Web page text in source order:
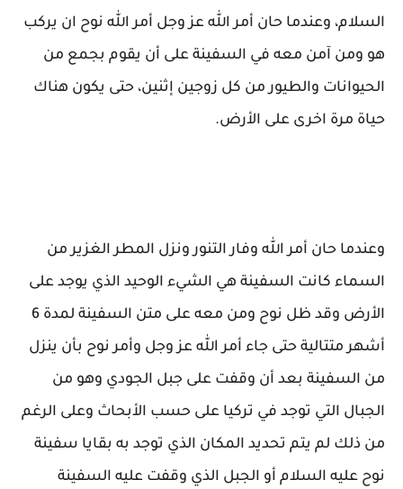
السلام، وعندما حان أمر الله عز وجل أمر الله نوح ان يركب
هو ومن آمن معه في السفينة على أن يقوم بجمع من
الحيوانات والطيور من كل زوجين إثنين، حتى يكون هناك
حياة مرة اخرى على الأرض.
وعندما حان أمر الله وفار التنور ونزل المطر الغزير من
السماء كانت السفينة هي الشيء الوحيد الذي يوجد على
الأرض وقد ظل نوح ومن معه على متن السفينة لمدة 6
أشهر متتالية حتى جاء أمر الله عز وجل وأمر نوح بأن ينزل
من السفينة بعد أن وقفت على جبل الجودي وهو من
الجبال التي توجد في تركيا على حسب الأبحاث وعلى الرغم
من ذلك لم يتم تحديد المكان الذي توجد به بقايا سفينة
نوح عليه السلام أو الجبل الذي وقفت عليه السفينة